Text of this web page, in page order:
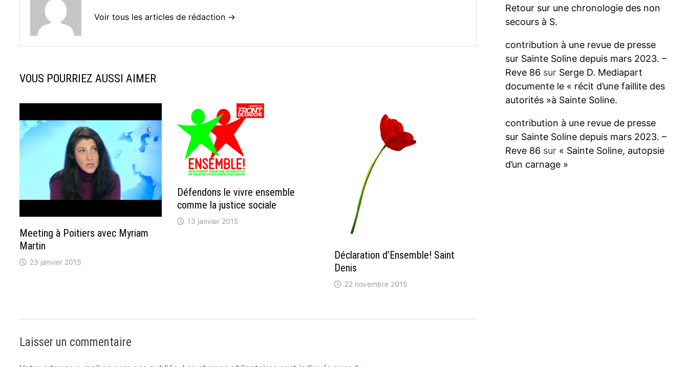
Voir tous les articles de rédaction →
VOUS POURRIEZ AUSSI AIMER
Meeting à Poitiers avec Myriam
Martin
23 janvier 2015
Défendons le vivre ensemble
comme la justice sociale
13 janvier 2015
Déclaration d’Ensemble! Saint
Denis
22 novembre 2015
Laisser un commentaire
Retour sur une chronologie des non
secours à S.
contribution à une revue de presse
sur Sainte Soline depuis mars 2023. –
Reve 86 sur Serge D. Mediapart
documente le « récit d’une faillite des
autorités »à Sainte Soline.
contribution à une revue de presse
sur Sainte Soline depuis mars 2023. –
Reve 86 sur « Sainte Soline, autopsie
d’un carnage »